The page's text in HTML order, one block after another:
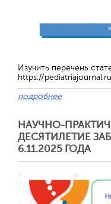
Изучить перечень
https://
подробнее
НАУЧНО-
ДЕСЯТИЛЕТИЕ
6.11.2025 ГОДА